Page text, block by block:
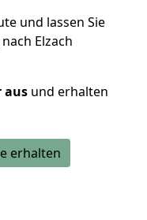
und lassen Sie
Elzach
aus und erhalten
erhalten